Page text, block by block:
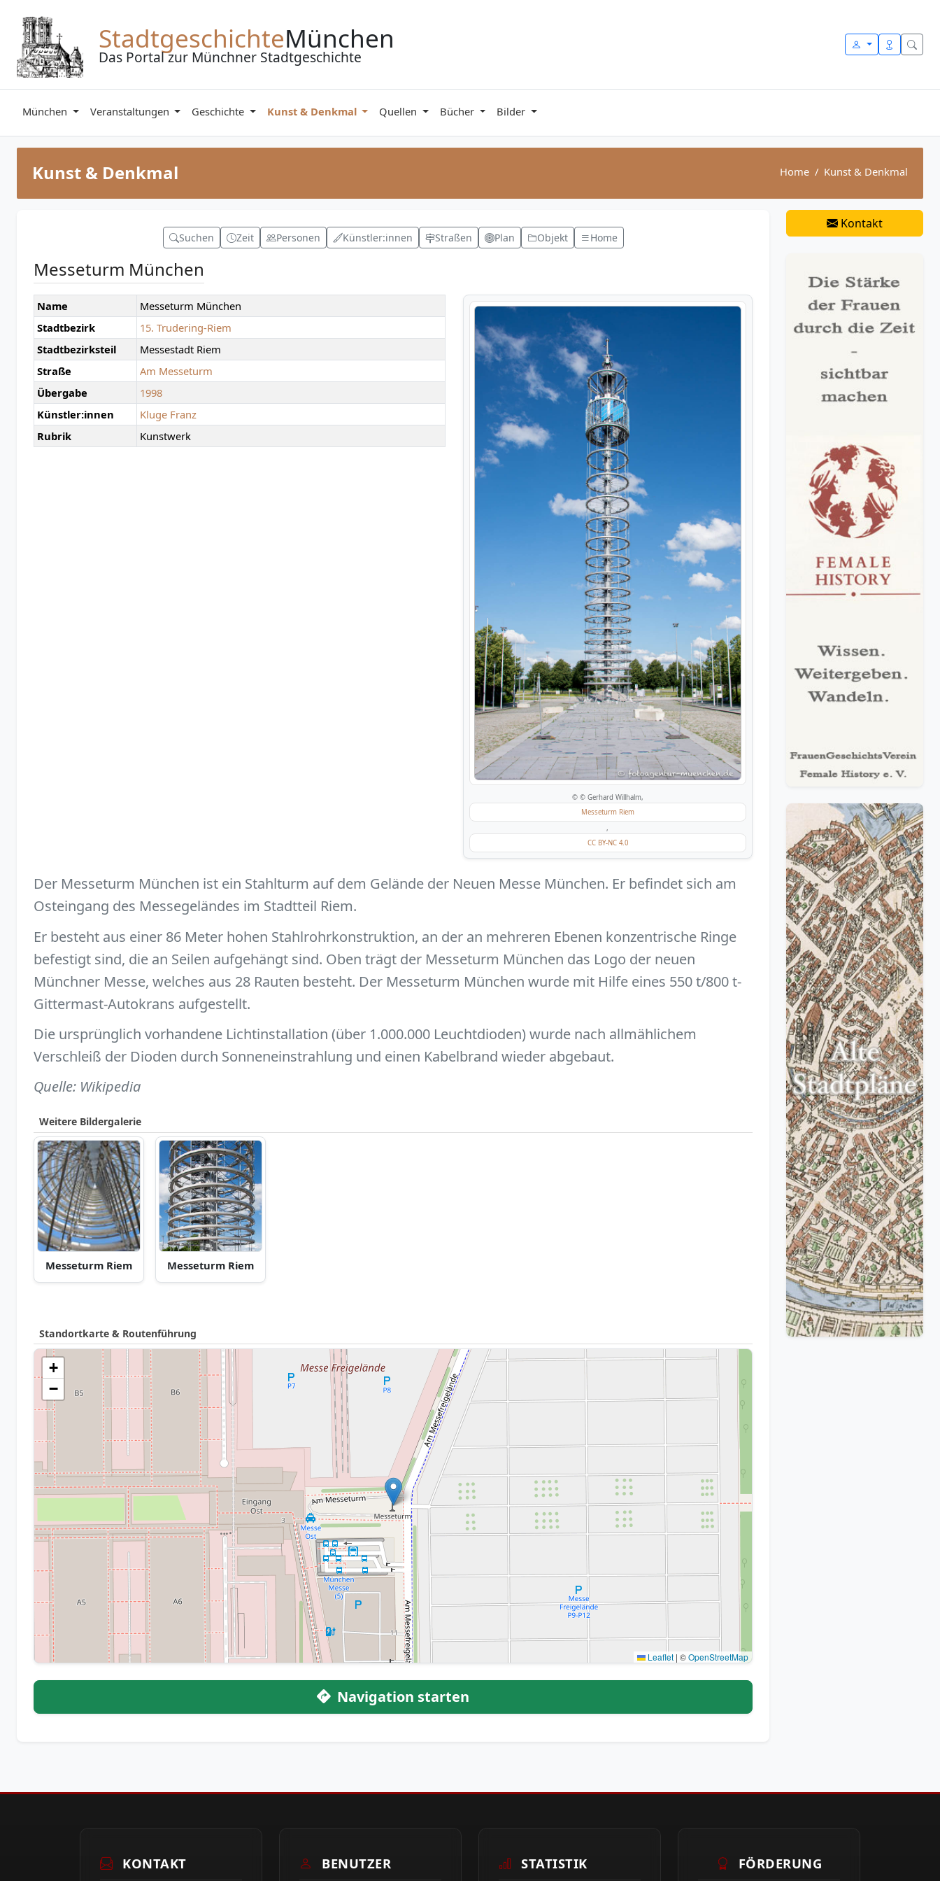
StadtgeschichteMünchen
Das Portal zur Münchner Stadtgeschichte
München Veranstaltungen Geschichte Kunst & Denkmal Quellen Bücher Bilder
Kunst & Denkmal Home Kunst & Denkmal
Suchen Zeit Personen Künstler:innen Straßen Plan Objekt Home
Messeturm München
Name
Messeturm München
Stadtbezirk
15. Trudering-Riem
Stadtbezirksteil
Messestadt Riem
Straße
Am Messeturm
Übergabe
1998
Künstler:innen
Kluge Franz
Rubrik
Kunstwerk
© © Gerhard Willhalm,
Messeturm Riem
,
CC BY-NC 4.0
Der Messeturm München ist ein Stahlturm auf dem Gelände der Neuen Messe München. Er befindet sich am
Osteingang des Messegeländes im Stadtteil Riem.
Er besteht aus einer 86 Meter hohen Stahlrohrkonstruktion, an der an mehreren Ebenen konzentrische Ringe
befestigt sind, die an Seilen aufgehängt sind. Oben trägt der Messeturm München das Logo der neuen
Münchner Messe, welches aus 28 Rauten besteht. Der Messeturm München wurde mit Hilfe eines 550 t/800 t-
Gittermast-Autokrans aufgestellt.
Die ursprünglich vorhandene Lichtinstallation (über 1.000.000 Leuchtdioden) wurde nach allmählichem
Verschleiß der Dioden durch Sonneneinstrahlung und einen Kabelbrand wieder abgebaut.
Quelle: Wikipedia
Weitere Bildergalerie
Messeturm Riem Messeturm Riem
Standortkarte & Routenführung
+
−
Leaflet | ©OpenStreetMap
Navigation starten
Kontakt
KONTAKT BENUTZER STATISTIK FÖRDERUNG